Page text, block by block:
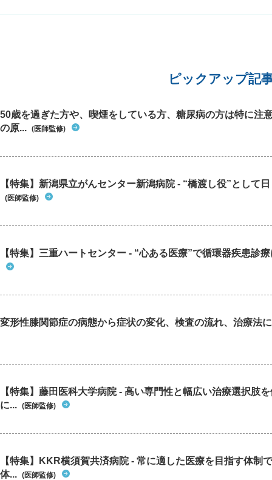
ピックアップ記
50歳を過ぎた方や、喫煙をしている方、糖尿病の方は特に注
の原... (医師監修)
【特集】新潟県立がんセンター新潟病院 - “橋渡し役”として
(医師監修)
【特集】三重ハートセンター - “心ある医療”で循環器疾患診
変形性膝関節症の病態から症状の変化、検査の流れ、治療法
【特集】藤田医科大学病院 - 高い専門性と幅広い治療選択肢
に... (医師監修)
【特集】KKR横須賀共済病院 - 常に適した医療を目指す体制
体... (医師監修)